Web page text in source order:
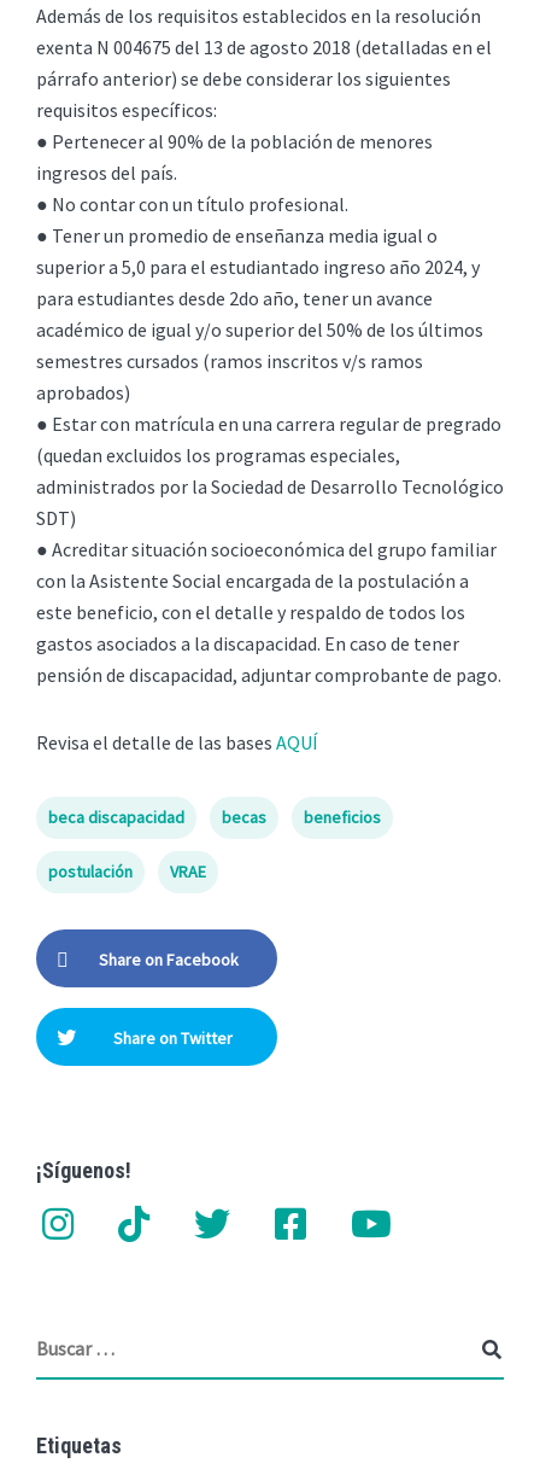
Además de los requisitos establecidos en la resolución
exenta N 004675 del 13 de agosto 2018 (detalladas en el
párrafo anterior) se debe considerar los siguientes
requisitos específicos:
● Pertenecer al 90% de la población de menores
ingresos del país.
● No contar con un título profesional.
● Tener un promedio de enseñanza media igual o
superior a 5,0 para el estudiantado ingreso año 2024, y
para estudiantes desde 2do año, tener un avance
académico de igual y/o superior del 50% de los últimos
semestres cursados (ramos inscritos v/s ramos
aprobados)
● Estar con matrícula en una carrera regular de pregrado
(quedan excluidos los programas especiales,
administrados por la Sociedad de Desarrollo Tecnológico
SDT)
● Acreditar situación socioeconómica del grupo familiar
con la Asistente Social encargada de la postulación a
este beneficio, con el detalle y respaldo de todos los
gastos asociados a la discapacidad. En caso de tener
pensión de discapacidad, adjuntar comprobante de pago.
Revisa el detalle de las bases AQUÍ
beca discapacidad becas beneficios
postulación VRAE
Share on Facebook
Share on Twitter
¡Síguenos!
Etiquetas